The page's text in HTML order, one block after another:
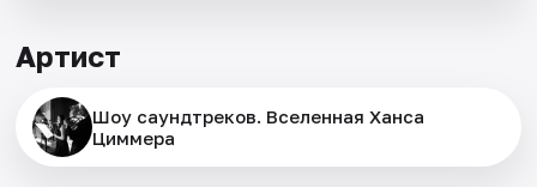
Артист
Шоу саундтреков. Вселенная Ханса
Циммера